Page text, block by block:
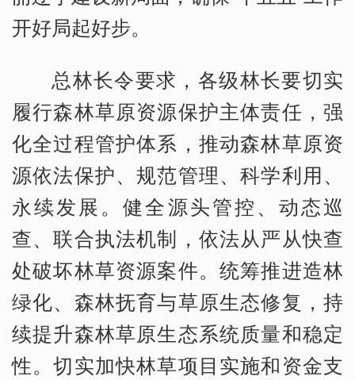
开好局起好步。
总林长令要求，各级林长要切实
履行森林草原资源保护主体责任，强
化全过程管护体系，推动森林草原资
源依法保护、规范管理、科学利用、
永续发展。健全源头管控、动态巡
查、联合执法机制，依法从严从快查
处破坏林草资源案件。统筹推进造林
绿化、森林抚育与草原生态修复，持
续提升森林草原生态系统质量和稳定
性。切实加快林草项目实施和资金支